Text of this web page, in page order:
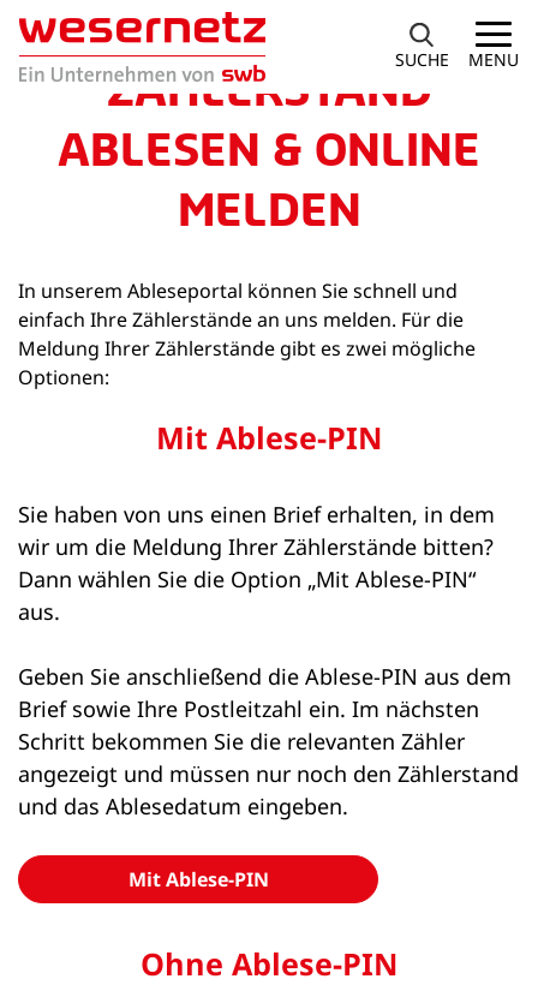
ZÄHLERSTAND
ABLESEN & ONLINE
MELDEN
In unserem Ableseportal können Sie schnell und
einfach Ihre Zählerstände an uns melden. Für die
Meldung Ihrer Zählerstände gibt es zwei mögliche
Optionen:
Mit Ablese-PIN
Sie haben von uns einen Brief erhalten, in dem
wir um die Meldung Ihrer Zählerstände bitten?
Dann wählen Sie die Option „Mit Ablese-PIN“
aus.
Geben Sie anschließend die Ablese-PIN aus dem
Brief sowie Ihre Postleitzahl ein. Im nächsten
Schritt bekommen Sie die relevanten Zähler
angezeigt und müssen nur noch den Zählerstand
und das Ablesedatum eingeben.
Mit Ablese-PIN
Ohne Ablese-PIN
SUCHE MENU